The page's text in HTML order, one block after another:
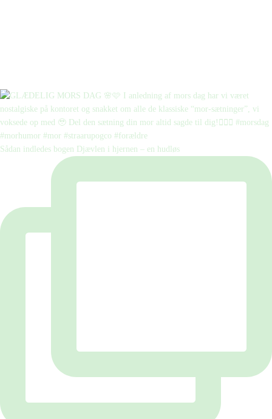
Sådan indledes bogen Djævlen i hjernen – en hudløs